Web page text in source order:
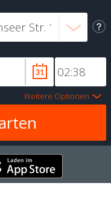
Weitere Optionen